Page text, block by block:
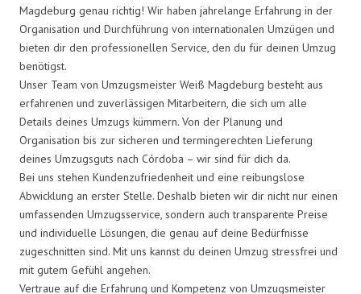
Magdeburg genau richtig! Wir haben jahrelange Erfahrung in der
Organisation und Durchführung von internationalen Umzügen und
bieten dir den professionellen Service, den du für deinen Umzug
benötigst.
Unser Team von Umzugsmeister Weiß Magdeburg besteht aus
erfahrenen und zuverlässigen Mitarbeitern, die sich um alle
Details deines Umzugs kümmern. Von der Planung und
Organisation bis zur sicheren und termingerechten Lieferung
deines Umzugsguts nach Córdoba – wir sind für dich da.
Bei uns stehen Kundenzufriedenheit und eine reibungslose
Abwicklung an erster Stelle. Deshalb bieten wir dir nicht nur einen
umfassenden Umzugsservice, sondern auch transparente Preise
und individuelle Lösungen, die genau auf deine Bedürfnisse
zugeschnitten sind. Mit uns kannst du deinen Umzug stressfrei und
mit gutem Gefühl angehen.
Vertraue auf die Erfahrung und Kompetenz von Umzugsmeister